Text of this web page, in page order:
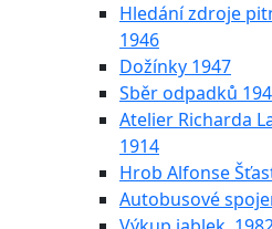
Hledání zdroje
1946
Dožínky 1947
Sběr odpadků
Atelier Richarda
1914
Hrob Alfonse
Autobusové